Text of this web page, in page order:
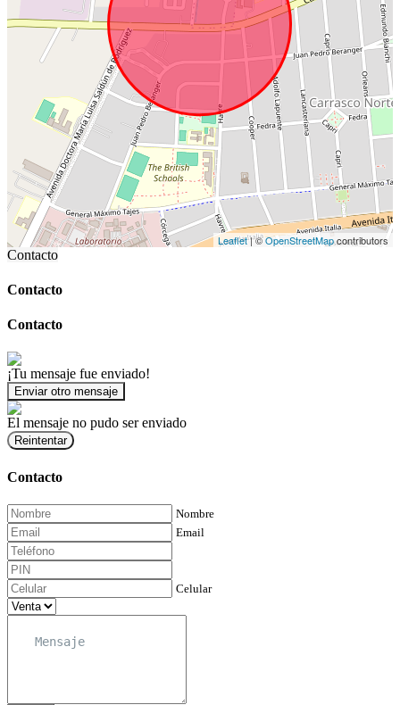
Leaflet| ©OpenStreetMapcontributors
Contacto
Contacto
Contacto
¡Tu mensaje fue enviado!
Enviar otro mensaje
El mensaje no pudo ser enviado
Reintentar
Contacto
Nombre
Email
Celular